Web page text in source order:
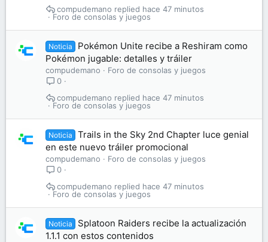
Foro de consolas y juegos
hace 47 minutos
compudemano
Noticia
Pokémon Unite recibe a Reshiram como
Pokémon jugable: detalles y tráiler
compudemano
Foro de consolas y juegos
0
Foro de consolas y juegos
hace 47 minutos
compudemano
Noticia
Trails in the Sky 2nd Chapter luce genial
en este nuevo tráiler promocional
compudemano
Foro de consolas y juegos
0
Foro de consolas y juegos
hace 47 minutos
compudemano
Noticia
Splatoon Raiders recibe la actualización
1.1.1 con estos contenidos